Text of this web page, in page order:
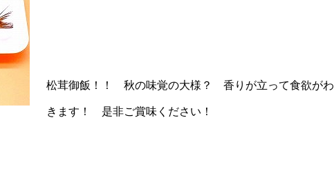
松茸御飯！！ 秋の味覚の大様？ 香りが立って食欲がわ
きます！ 是非ご賞味ください！